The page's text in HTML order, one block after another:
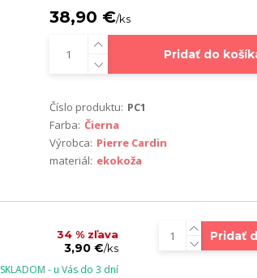
38,90 €/ks
Pridať do
Číslo produktu: PC1
Farba: Čierna
Výrobca: Pierre Cardin
materiál: ekokoža
34 % zľava
3,90 €/ks
SKLADOM - u Vás do 3 dní
Pridať